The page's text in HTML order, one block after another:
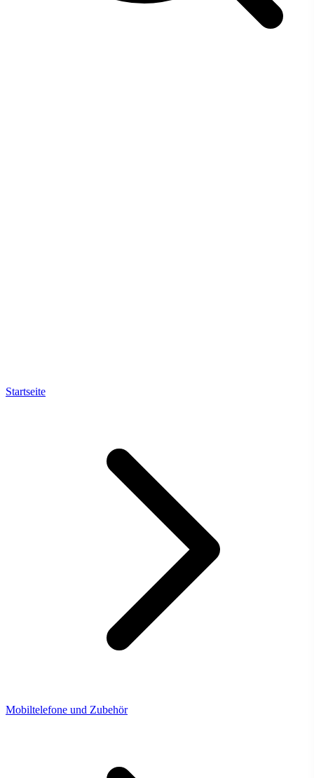
Startseite
Mobiltelefone und Zubehör